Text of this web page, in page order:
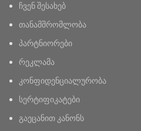
ჩვენ შესახებ
თანამშრომლობა
პარტნიორები
რეკლამა
კონფიდენციალურობა
სერტიფიკატები
გაეცანით კანონს